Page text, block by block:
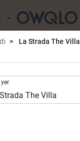
La Strada The Villa